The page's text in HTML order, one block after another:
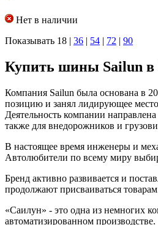
Нет в наличии
Показывать 18 | 36 | 54 | 72 | 90
Купить шины Sailun в
Компания Sailun была основана в
позицию и занял лидирующее
Деятельность компании
также для внедорожников и
В настоящее время инженеры и
Автолюбители по всему миру
Бренд активно развивается и
продолжают присваиваться
«Саилун» - это одна из немногих
автоматизированном производстве.